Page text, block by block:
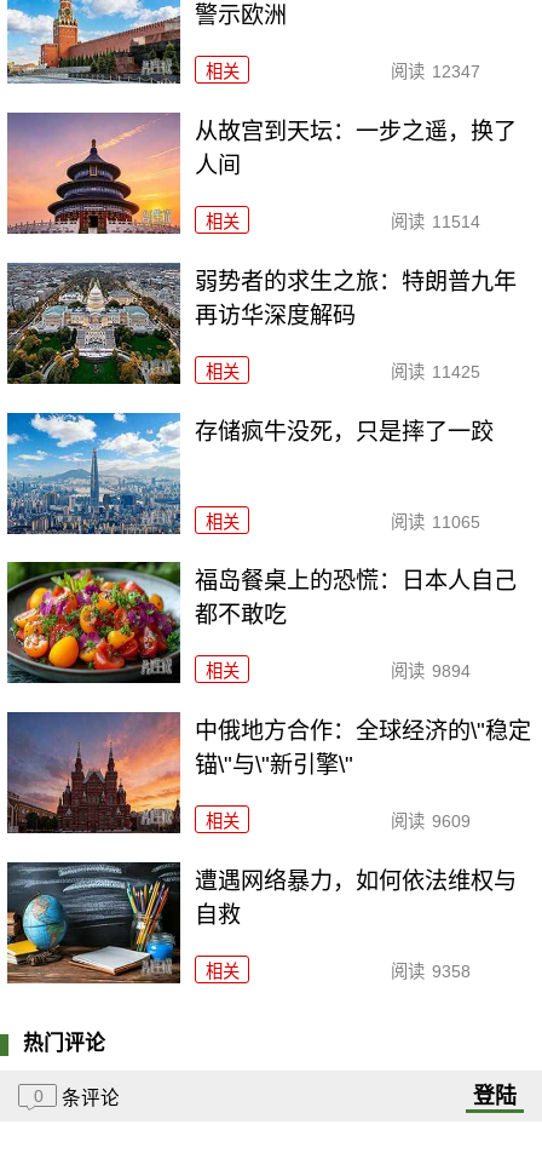
警示欧洲
相关 阅读 12347
从故宫到天坛：一步之遥，换了
人间
相关 阅读 11514
弱势者的求生之旅：特朗普九年
再访华深度解码
相关 阅读 11425
存储疯牛没死，只是摔了一跤
相关 阅读 11065
福岛餐桌上的恐慌：日本人自己
都不敢吃
相关 阅读 9894
中俄地方合作：全球经济的\"稳定
锚\"与\"新引擎\"
相关 阅读 9609
遭遇网络暴力，如何依法维权与
自救
相关 阅读 9358
热门评论
0 条评论 登陆